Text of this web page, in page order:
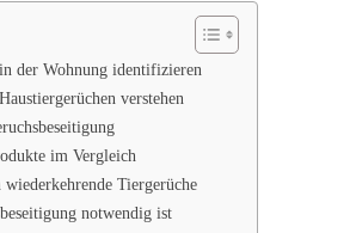
der Wohnung identifizieren
verstehen
im Vergleich
Tiergerüche
notwendig ist